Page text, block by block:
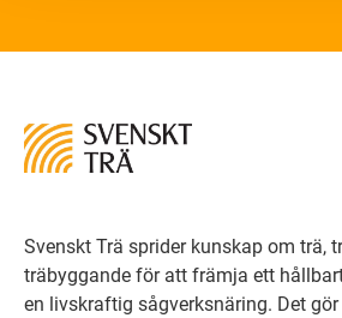
Svenskt Trä sprider kunskap om trä,
träbyggande för att främja ett
en livskraftig sågverksnäring. Det